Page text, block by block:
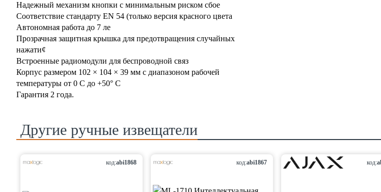
Надежный механизм кнопки с минимальным риском сбое
Соответствие стандарту EN 54 (только версия красного цвета
Автономная работа до 7 ле
Прозрачная защитная крышка для предотвращения случайных
нажати¢
Встроенные радиомодули для беспроводной связ
Корпус размером 102 × 104 × 39 мм с диапазоном рабочей
температуры от 0 C до +50° С
Гарантия 2 года.
Другие ручные извещатели
код:abi1868 код:abi1867 код: